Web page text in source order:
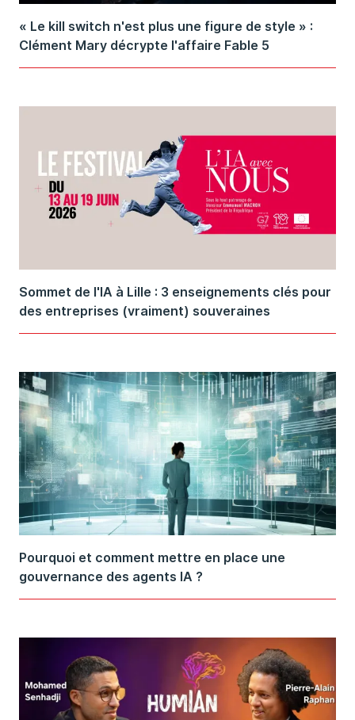
« Le kill switch n'est plus une figure de style » :
Clément Mary décrypte l'affaire Fable 5
Sommet de l'IA à Lille : 3 enseignements clés pour
des entreprises (vraiment) souveraines
Pourquoi et comment mettre en place une
gouvernance des agents IA ?